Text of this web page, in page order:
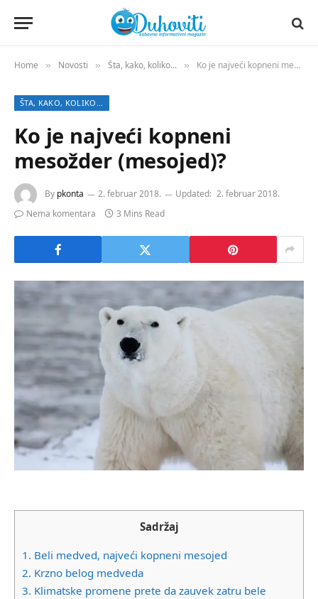
Home » Novosti » Šta, kako, koliko... » Ko je najveći kopneni mesožder (mesojed)?
ŠTA, KAKO, KOLIKO...
Ko je najveći kopneni
mesožder (mesojed)?
By pkonta 2. februar 2018. Updated: 2. februar 2018.
Nema komentara
3 Mins Read
Sadržaj
1. Beli medved, najveći kopneni mesojed
2. Krzno belog medveda
3. Klimatske promene prete da zauvek zatru bele